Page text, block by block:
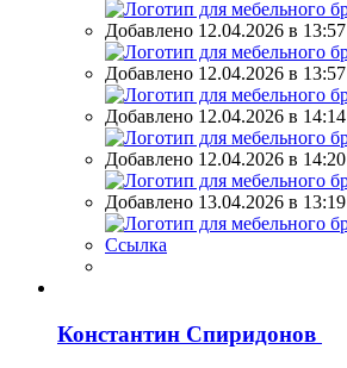
Добавлено 12.04.2026 в 13:57
Добавлено 12.04.2026 в 13:57
Добавлено 12.04.2026 в 14:14
Добавлено 12.04.2026 в 14:20
Добавлено 13.04.2026 в 13:19
Ссылка
Константин Спиридонов